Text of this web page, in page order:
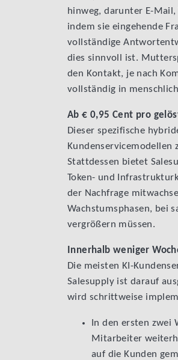
hinweg, darunter E-
indem sie eingehende
vollständige
dies sinnvoll ist.
den Kontakt, je nach
vollständig in
Ab € 0,95 Cent pro
Dieser spezifische
Kundenservicemodellen
Stattdessen bietet
Token- und
der Nachfrage
Wachstumsphasen, bei
vergrößern müssen.
Innerhalb weniger
Die meisten KI-
Salesupply ist darauf
wird schrittweise
In den ersten zwei
Mitarbeiter
auf die Kunden